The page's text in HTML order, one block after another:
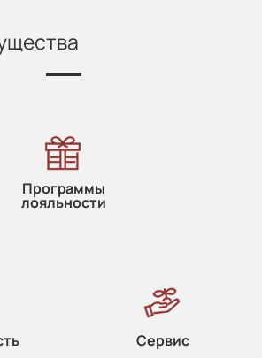
Программы
лояльности
Сервис